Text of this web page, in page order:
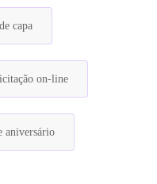
capa
on-line
aniversário